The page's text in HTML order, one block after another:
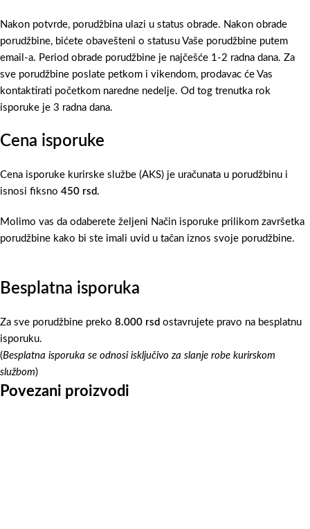
Nakon potvrde, porudžbina ulazi u status obrade. Nakon obrade
porudžbine, bićete obavešteni o statusu Vaše porudžbine putem
email-a. Period obrade porudžbine je najčešće 1-2 radna dana. Za
sve porudžbine poslate petkom i vikendom, prodavac će Vas
kontaktirati početkom naredne nedelje. Od tog trenutka rok
isporuke je 3 radna dana.
Cena isporuke
Cena isporuke kurirske službe (AKS) je uračunata u porudžbinu i
isnosi fiksno 450 rsd .
Molimo vas da odaberete željeni Način isporuke prilikom završetka
porudžbine kako bi ste imali uvid u tačan iznos svoje porudžbine.
Besplatna isporuka
Za sve porudžbine preko 8.000 rsd ostavrujete pravo na besplatnu
isporuku.
(Besplatna isporuka se odnosi isključivo za slanje robe kurirskom
službom)
Povezani proizvodi